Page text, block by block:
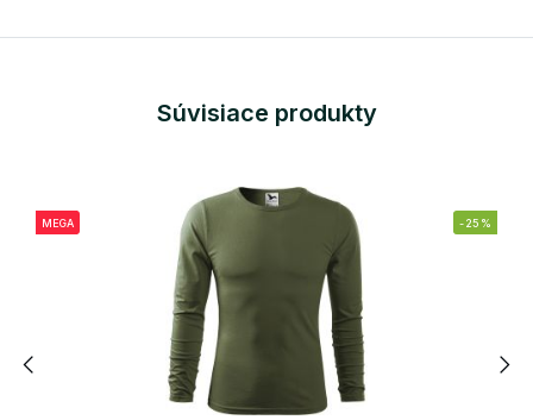
Súvisiace produkty
MEGA -25%